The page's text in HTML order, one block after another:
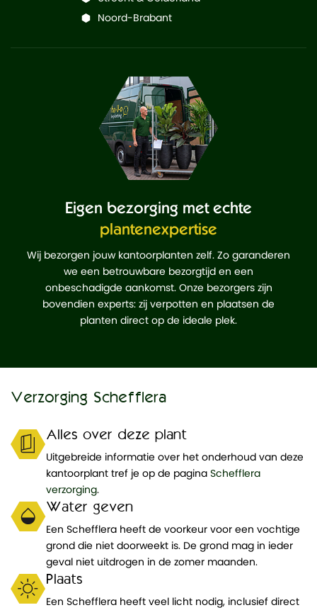
Noord-Brabant
Eigen bezorging met echte
plantenexpertise
Wij bezorgen jouw kantoorplanten zelf. Zo garanderen
we een betrouwbare bezorgtijd en een
onbeschadigde aankomst. Onze bezorgers zijn
bovendien experts: zij verpotten en plaatsen de
planten direct op de ideale plek.
Verzorging Schefflera
Alles over deze plant
Uitgebreide informatie over het onderhoud van deze
kantoorplant tref je op de pagina Schefflera
verzorging.
Water geven
Een Schefflera heeft de voorkeur voor een vochtige
grond die niet doorweekt is. De grond mag in ieder
geval niet uitdrogen in de zomer maanden.
Plaats
Een Schefflera heeft veel licht nodig, inclusief direct